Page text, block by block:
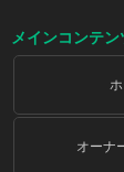
メインコンテン
オーナ